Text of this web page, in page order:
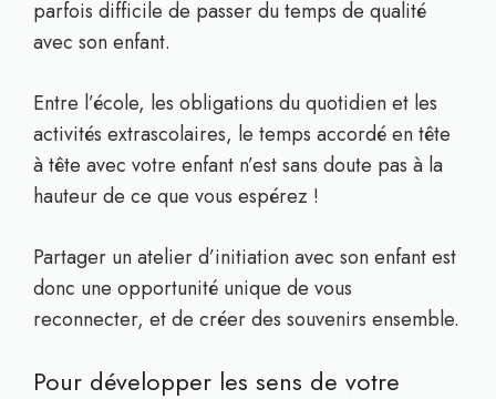
parfois difficile de passer du temps de qualité
avec son enfant.
Entre l’école, les obligations du quotidien et les
activités extrascolaires, le temps accordé en tête
à tête avec votre enfant n’est sans doute pas à la
hauteur de ce que vous espérez !
Partager un atelier d’initiation avec son enfant est
donc une opportunité unique de vous
reconnecter, et de créer des souvenirs ensemble.
Pour développer les sens de votre